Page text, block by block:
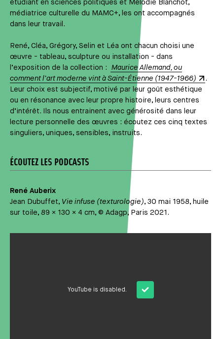
étudiant en sciences politiques et Mélodie Blanchot,
médiatrice culturelle du MAMC+, les ont accompagnés
dans leur travail.
René, Cléa, Grégory, Selin et Léa ont chacun choisi une
œuvre - tableau, sculpture ou installation - dans
l’exposition de la collection : Maurice Allemand, ou
comment l’art moderne vint à Saint-Étienne (1947-1966)
.
Leur choix est subjectif, motivé par leur goût esthétique
ou en résonance avec leur propre histoire, leurs centres
d’intérêt. Ils nous entrainent avec générosité dans leur
lecture personnelle des œuvres : écoutez ces cinq textes
singuliers, uniques, sensibles, instruits.
ÉCOUTEZ LES PODCASTS
René Auberix
Jean Dubuffet, Vie infuse (texturologie), 30 mai 1958, huile
sur toile, 89 × 130 × 4 cm, © Adagp, Paris 2021.
YouTube is disabled.